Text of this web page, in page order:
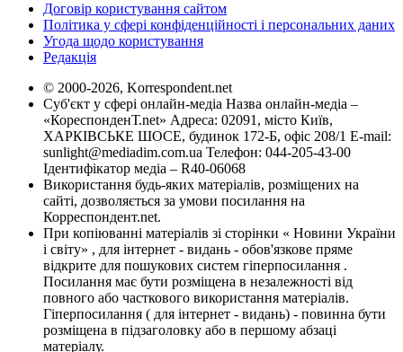
Договір користування сайтом
Політика у сфері конфіденційності і персональних даних
Угода щодо користування
Редакція
© 2000-2026, Korrespondent.net
Суб'єкт у сфері онлайн-медіа Назва онлайн-медіа –
«КореспонденТ.net» Адреса: 02091, місто Київ,
ХАРКІВСЬКЕ ШОСЕ, будинок 172-Б, офіс 208/1 E-mail:
sunlight@mediadim.com.ua Телефон: 044-205-43-00
Ідентифікатор медіа – R40-06068
Використання будь-яких матеріалів, розміщених на
сайті, дозволяється за умови посилання на
Корреспондент.net.
При копіюванні матеріалів зі сторінки « Новини України
і світу» , для інтернет - видань - обов'язкове пряме
відкрите для пошукових систем гіперпосилання .
Посилання має бути розміщена в незалежності від
повного або часткового використання матеріалів.
Гіперпосилання ( для інтернет - видань) - повинна бути
розміщена в підзаголовку або в першому абзаці
матеріалу.